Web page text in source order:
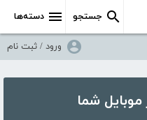
دسته‌ها جستجو
ورود / ثبت نام